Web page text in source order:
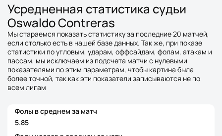
Усредненная статистика судьи
Oswaldo Contreras
Мы стараемся показать статистику за последние 20 матчей,
если столько есть в нашей базе данных. Так же, при показе
статистики по угловым, ударам, оффсайдам, фолам, атакам и
пассам, мы исключаем из подсчета матчи с нулевыми
показателями по этим параметрам, чтобы картина была
более точной, так как эти показатели записываются не по
всем лигам
Фолы в среднем за матч
5.85